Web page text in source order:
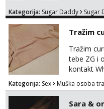
Kategorija: Sugar Daddy Sugar
Tražim
Tražim
tebe ZG i
kontakt
Kategorija: Sex Muška osoba
Sara &